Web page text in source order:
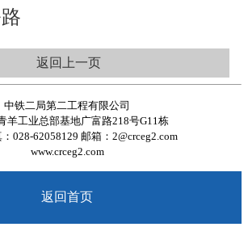
返回上一页
中铁二局第二工程有限公司
羊工业总部基地广富路218号G11栋
028-62058129 邮箱：2@crceg2.com
www.crceg2.com
返回首页